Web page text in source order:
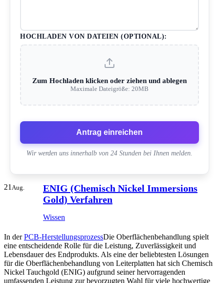
HOCHLADEN VON DATEIEN (OPTIONAL):
Zum Hochladen klicken oder ziehen und ablegen
Maximale Dateigröße: 20MB
Antrag einreichen
Wir werden uns innerhalb von 24 Stunden bei Ihnen melden.
21 Aug.
ENIG (Chemisch Nickel Immersions
Gold) Verfahren
Wissen
In derPCB-HerstellungsprozessDie Oberflächenbehandlung spielt
eine entscheidende Rolle für die Leistung, Zuverlässigkeit und
Lebensdauer des Endprodukts. Als eine der beliebtesten Lösungen
für die Oberflächenbehandlung von Leiterplatten hat sich Chemisch
Nickel Tauchgold (ENIG) aufgrund seiner hervorragenden
umfassenden Leistung zur bevorzugten Wahl für viele hochwertige